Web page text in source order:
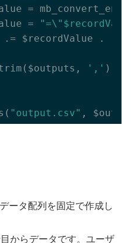
=
=
.= $recordValue .
',' ) .
"output.csv"
ータ配列を固定で作成し
からデータです。ユーザ